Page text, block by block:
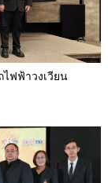
ไฟฟ้าวงเวียน